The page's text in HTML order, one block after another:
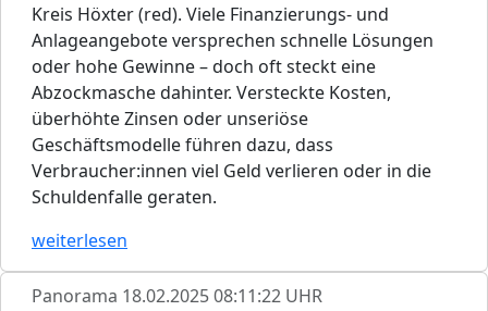
Kreis Höxter (red). Viele Finanzierungs- und
Anlageangebote versprechen schnelle Lösungen
oder hohe Gewinne – doch oft steckt eine
Abzockmasche dahinter. Versteckte Kosten,
überhöhte Zinsen oder unseriöse
Geschäftsmodelle führen dazu, dass
Verbraucher:innen viel Geld verlieren oder in die
Schuldenfalle geraten.
weiterlesen
Panorama 18.02.2025 08:11:22 UHR